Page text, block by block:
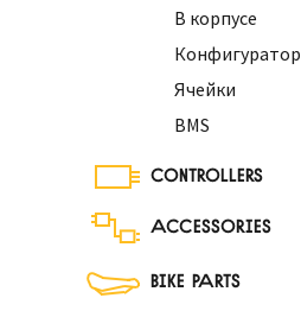
В корпусе
Конфигуратор
Ячейки
BMS
CONTROLLERS
ACCESSORIES
BIKE PARTS